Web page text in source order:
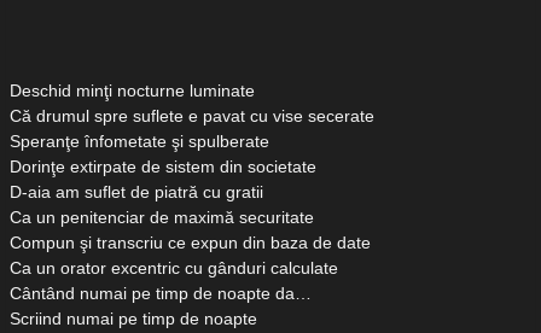
Deschid minţi nocturne luminate
Că drumul spre suflete e pavat cu vise secerate
Speranţe înfometate şi spulberate
Dorinţe extirpate de sistem din societate
D-aia am suflet de piatră cu gratii
Ca un penitenciar de maximă securitate
Compun şi transcriu ce expun din baza de date
Ca un orator excentric cu gânduri calculate
Cântând numai pe timp de noapte da…
Scriind numai pe timp de noapte